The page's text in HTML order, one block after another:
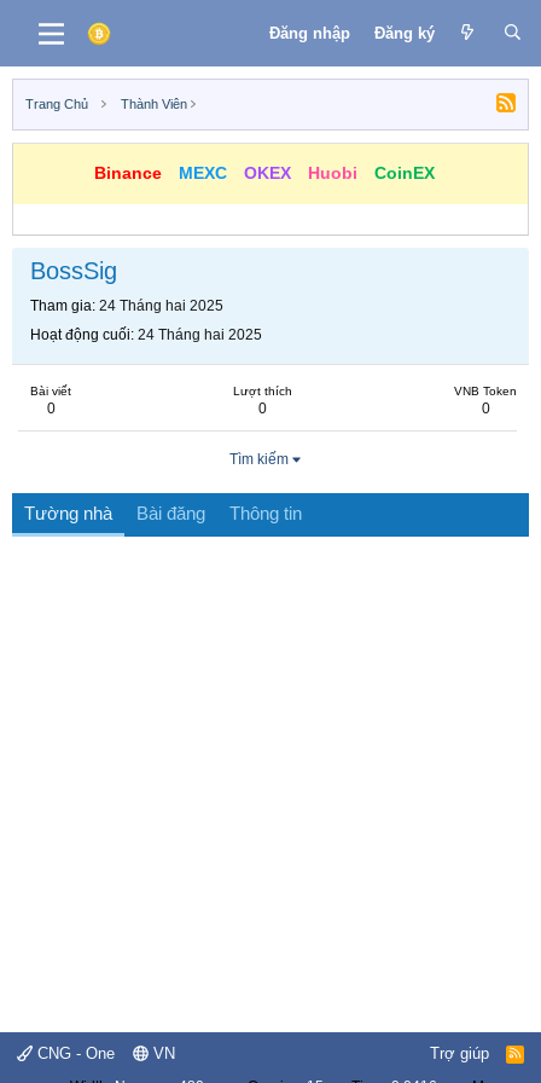
Đăng nhập Đăng ký
Trang Chủ Thành Viên
Binance MEXC OKEX Huobi CoinEX
BossSig
Tham gia 24 Tháng hai 2025
Hoạt động cuối 24 Tháng hai 2025
Bài viết
0
Lượt thích
0
VNB Token
0
Tìm kiếm
Tường nhà Bài đăng Thông tin
CNG - One VN Trợ giúp
R